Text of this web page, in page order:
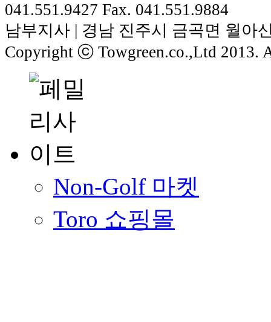
041.551.9427 Fax. 041.551.9884
남부지사 | 경남 진주시 금곡면 월아
Copyright ⓒ Towgreen.co.,Ltd 2013.
Non-Golf 마켓
Toro 쇼핑몰